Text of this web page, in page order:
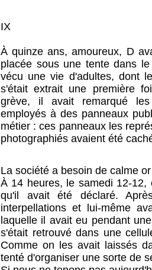
IX
À quinze ans, amoureux, D
placée sous une tente dans
vécu une vie d'adultes, dont
s'était extrait une première
grève, il avait remarqué les
employés à des panneaux
métier : ces panneaux les
photographiés avaient été
La société a besoin de calme
À 14 heures, le samedi 12-12,
qu'il avait été déclaré.
interpellations et lui-même
laquelle il avait eu pendant
s'était retrouvé dans une
Comme on les avait laissés
tenté d'organiser une sorte de